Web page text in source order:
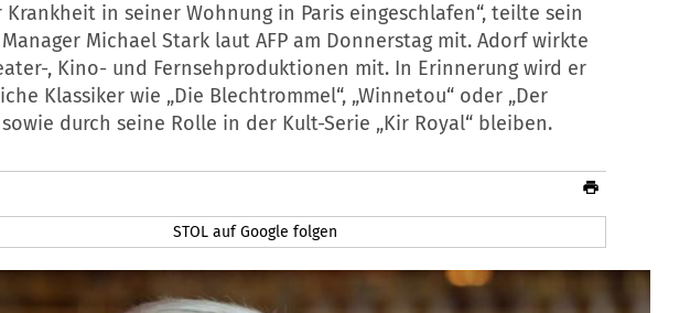
Krankheit in seiner Wohnung in Paris eingeschlafen“, teilte sein
Michael Stark laut AFP am Donnerstag mit. Adorf wirkte
, Kino- und Fernsehproduktionen mit. In Erinnerung wird er
Klassiker wie „Die Blechtrommel“, „Winnetou“ oder „Der
durch seine Rolle in der Kult-Serie „Kir Royal“ bleiben.
STOL auf Google folgen